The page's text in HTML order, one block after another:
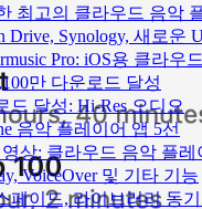
최고의 클라우드 음악
Drive, Synology, 새로운
Pro: iOS용 클라우
만 다운로드 달성
드 달성: Hi-Res 오디오
음악 플레이어 앱 5선
영상: 클라우드 음악 플레
VoiceOver 및 기타 기능
페이드, 라이브러리 동